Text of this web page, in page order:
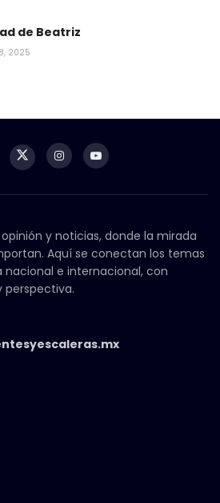
de Beatriz
2025
y noticias, donde la mirada
Aquí se conectan los temas
e internacional, con
perspectiva.